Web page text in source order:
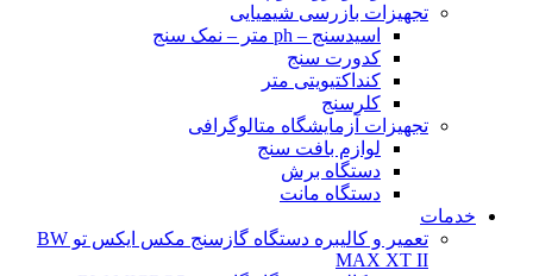
تجهیزات بازرسی شیمیایی
اسیدسنج – ph متر – نمک سنج
کدورت سنج
کنداکتیویتی متر
کلرسنج
تجهیزات آزمایشگاه متالوگرافی
لوازم بافت سنج
دستگاه برش
دستگاه مانت
خدمات
تعمیر و کالیبره دستگاه گازسنج مکس ایکس تو BW
MAX XT II